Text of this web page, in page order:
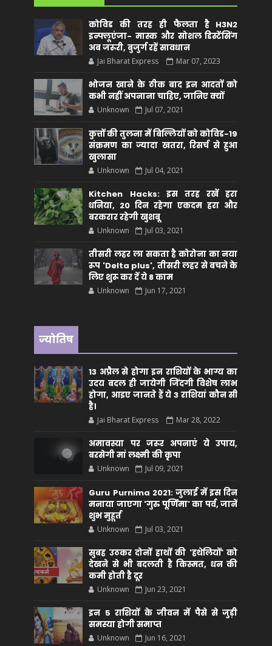
कोविड की तरह ही फैलता है H3N2
इन्फ्लूएंजा- मास्क और सोशल डिस्टेंसिंग
अब जरूरी, बुजुर्ग रहें सावधान
Jai Bharat Express Mar 07, 2023
भोजन खाने के ठीक बाद इन आदतों को
कभी नहीं अपनाना चाहिए, जानिए क्यों
Unknown Jul 07, 2021
कुत्तों की तुलना में बिल्लियों को कोविड-19
संक्रमण का ज्यादा खतरा, रिसर्च से हुआ
खुलासा
Unknown Jul 04, 2021
Kitchen Hacks: इस तरह रखें हरा
धनिया, 20 दिन रहेगा एकदम हरा और
बरकरार रहेगी खुशबू
Unknown Jul 03, 2021
तीसरी लहर ला सकता है कोरोना का नया
रूप 'Delta plus', तीसरी लहर से बचने के
लिए शुरू कर दें ये 8 काम
Unknown Jun 17, 2021
ज्योतिष
13 अप्रैल से होगा इन राशियों के भाग्य का
उदय बदल ही जायेगी जिंदगी विशेष लाभ
होगा, आइए जानते हैं ये 3 राशियां कौन सीं
है।
Jai Bharat Express Mar 28, 2022
अमावस्या पर जरूर अपनाएं ये उपाय,
बरसेगी मां लक्ष्मी की कृपा
Unknown Jul 09, 2021
Guru Purnima 2021: जुलाई में इस दिन
मनाया जाएगा 'गुरु पूर्णिमा' का पर्व, जानें
शुभ मुहूर्त
Unknown Jul 03, 2021
सुबह उठकर दोनों हाथों की 'हथेलियों' को
देखने से भी बदलती है किस्मत, धन की
कमी होती है दूर
Unknown Jun 23, 2021
इन 5 राशियों के जीवन में पैसे से जुड़ी
समस्या होगी समाप्त
Unknown Jun 16, 2021